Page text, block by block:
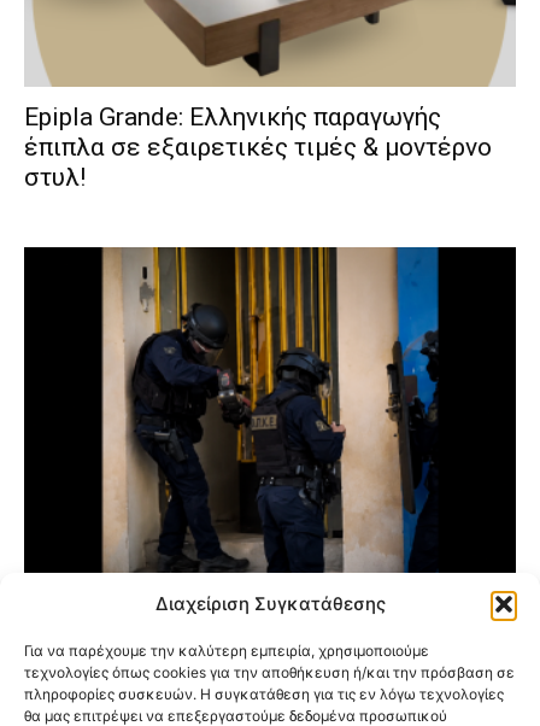
Διαχείριση Συγκατάθεσης
Για να παρέχουμε την καλύτερη εμπειρία, χρησιμοποιούμε
τεχνολογίες όπως cookies για την αποθήκευση ή/και την πρόσβαση σε
πληροφορίες συσκευών. Η συγκατάθεση για τις εν λόγω τεχνολογίες
θα μας επιτρέψει να επεξεργαστούμε δεδομένα προσωπικού
Epipla Grande: Ελληνικής παραγωγής
έπιπλα σε εξαιρετικές τιμές & μοντέρνο
στυλ!
Εξάρθρωση Συμμορίας Ναρκωτικών σε
Νέα Φιλαδέλφεια και Αγίους Αναργύρους